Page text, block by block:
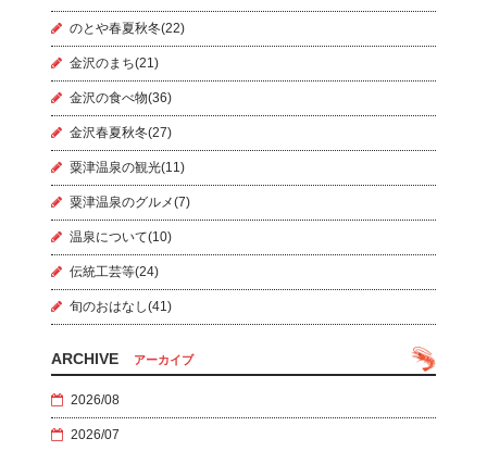
のとや春夏秋冬(22)
金沢のまち(21)
金沢の食べ物(36)
金沢春夏秋冬(27)
粟津温泉の観光(11)
粟津温泉のグルメ(7)
温泉について(10)
伝統工芸等(24)
旬のおはなし(41)
ARCHIVE アーカイブ
2026/08
2026/07